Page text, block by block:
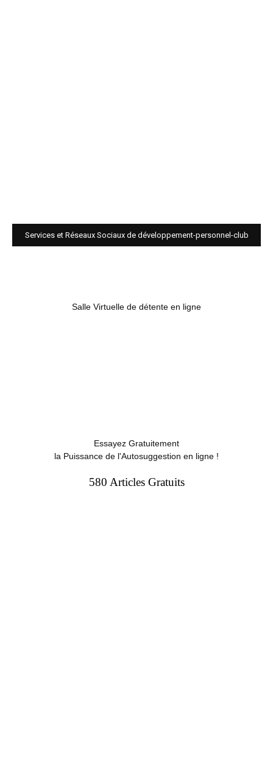
Services et Réseaux Sociaux de développement-personnel-club
Salle Virtuelle de détente en ligne
Essayez Gratuitement
la Puissance de l'Autosuggestion en ligne !
580 Articles Gratuits